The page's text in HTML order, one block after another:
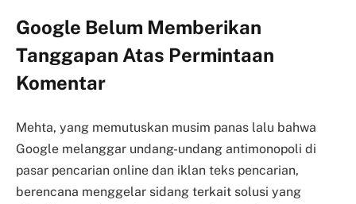
Google Belum Memberikan
Tanggapan Atas Permintaan
Komentar
Mehta, yang memutuskan musim panas lalu bahwa
Google melanggar undang-undang antimonopoli di
pasar pencarian online dan iklan teks pencarian,
berencana menggelar sidang terkait solusi yang